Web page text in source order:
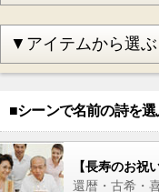
■シーンで名前の詩を選
【長寿のお祝い